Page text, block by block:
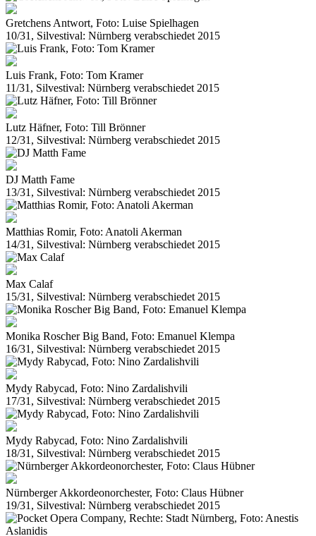
Gretchens Antwort, Foto: Luise Spielhagen
10/31, Silvestival: Nürnberg verabschiedet 2015
Luis Frank, Foto: Tom Kramer
11/31, Silvestival: Nürnberg verabschiedet 2015
Lutz Häfner, Foto: Till Brönner
12/31, Silvestival: Nürnberg verabschiedet 2015
DJ Matth Fame
13/31, Silvestival: Nürnberg verabschiedet 2015
Matthias Romir, Foto: Anatoli Akerman
14/31, Silvestival: Nürnberg verabschiedet 2015
Max Calaf
15/31, Silvestival: Nürnberg verabschiedet 2015
Monika Roscher Big Band, Foto: Emanuel Klempa
16/31, Silvestival: Nürnberg verabschiedet 2015
Mydy Rabycad, Foto: Nino Zardalishvili
17/31, Silvestival: Nürnberg verabschiedet 2015
Mydy Rabycad, Foto: Nino Zardalishvili
18/31, Silvestival: Nürnberg verabschiedet 2015
Nürnberger Akkordeonorchester, Foto: Claus Hübner
19/31, Silvestival: Nürnberg verabschiedet 2015